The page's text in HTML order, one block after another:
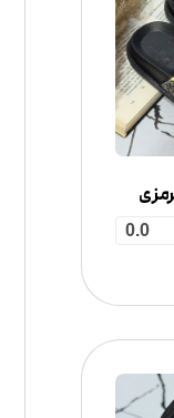
0.0